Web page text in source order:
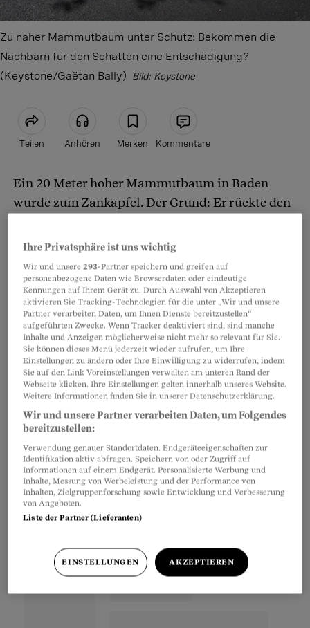
Zu naher Mammutbaum unter Schutz: Bekommen die
Nachbarn für den Schatten eine Entschädigung?
(Keystone/Gaëtan Bally)
Bild: Keystone
Teilen Anhören Merken Kommentare
Artikel teilen
Ein 20 Meter hoher Mammutbaum in Baden
wurde zum Zankapfel. Der Grund: Er rückte den
von der Grenze entfernt, obwohl der Kanton
Aargau
6 Meter vorschreibt
. Die Nachbarn
verlangten deshalb vom Eigentümer: Der
muss weg.
Doch sie hatten die Rechnung ohne die Stadt
Baden gemacht. Die Gemeinde griff ein und
stellte den Baum kurzerhand vorsorglich unter
Schutz – und verhinderte so, dassdie Säge
angesetztwurde.
Partnerinhalte
Ihre Privatsphäre ist uns wichtig
Wir und unsere293-Partner speichern und greifen auf
personenbezogene Daten wie Browserdaten oder eindeutige
Kennungen auf Ihrem Gerät zu. Durch Auswahl von Akzeptieren
aktivieren Sie Tracking-Technologien für die unter „Wir und unsere
Partner verarbeiten Daten, um Ihnen Dienste bereitzustellen“
aufgeführten Zwecke. Wenn Tracker deaktiviert sind, sind manche
Inhalte und Anzeigen möglicherweise nicht mehr so relevant für Sie.
Sie können dieses Menü jederzeit wieder aufrufen, um Ihre
Einstellungen zu ändern oder Ihre Einwilligung zu widerrufen, indem
Sie auf den Link Voreinstellungen verwalten am unteren Rand der
Webseite klicken. Ihre Einstellungen gelten innerhalb unseres Website.
Weitere Informationen finden Sie in unserer Datenschutzerklärung.
Wir und unsere Partner verarbeiten Daten, um Folgendes
bereitzustellen:
Verwendung genauer Standortdaten. Endgeräteeigenschaften zur
Identifikation aktiv abfragen. Speichern von oder Zugriff auf
Informationen auf einem Endgerät. Personalisierte Werbung und
Inhalte, Messung von Werbeleistung und der Performance von
Inhalten, Zielgruppenforschung sowie Entwicklung und Verbesserung
von Angeboten.
Liste der Partner (Lieferanten)
EINSTELLUNGEN AKZEPTIEREN